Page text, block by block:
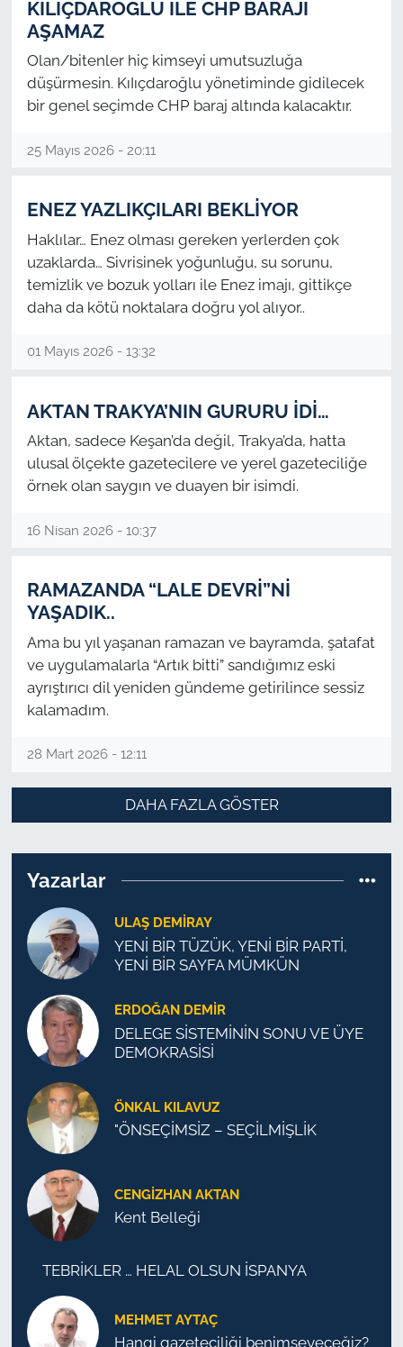
KILIÇDAROĞLU İLE CHP BARAJI
AŞAMAZ
Olan/bitenler hiç kimseyi umutsuzluğa
düşürmesin. KıIıçdaroğlu yönetiminde gidilecek
bir genel seçimde CHP baraj altında kalacaktır.
25 Mayıs 2026 - 20:11
ENEZ YAZLIKÇILARI BEKLİYOR
Haklılar… Enez olması gereken yerlerden çok
uzaklarda… Sivrisinek yoğunluğu, su sorunu,
temizlik ve bozuk yolları ile Enez imajı, gittikçe
daha da kötü noktalara doğru yol alıyor..
01 Mayıs 2026 - 13:32
AKTAN TRAKYA’NIN GURURU İDİ…
Aktan, sadece Keşan’da değil, Trakya’da, hatta
ulusal ölçekte gazetecilere ve yerel gazeteciliğe
örnek olan saygın ve duayen bir isimdi.
16 Nisan 2026 - 10:37
RAMAZANDA “LALE DEVRİ”Nİ
YAŞADIK..
Ama bu yıl yaşanan ramazan ve bayramda, şatafat
ve uygulamalarla “Artık bitti” sandığımız eski
ayrıştırıcı dil yeniden gündeme getirilince sessiz
kalamadım.
28 Mart 2026 - 12:11
DAHA FAZLA GÖSTER
Yazarlar
ULAŞ DEMİRAY
YENİ BİR TÜZÜK, YENİ BİR PARTİ,
YENİ BİR SAYFA MÜMKÜN
ERDOĞAN DEMIR
DELEGE SİSTEMİNİN SONU VE ÜYE
DEMOKRASİSİ
ÖNKAL KILAVUZ
"ÖNSEÇİMSİZ – SEÇİLMİŞLİK
CENGİZHAN AKTAN
Kent Belleği
TEBRİKLER … HELAL OLSUN İSPANYA
MEHMET AYTAÇ
Hangi gazeteciliği benimseyeceğiz?